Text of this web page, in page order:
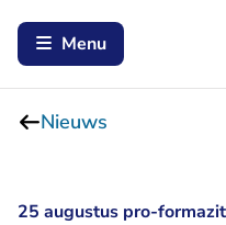
Menu
Nieuws
25 augustus pro-